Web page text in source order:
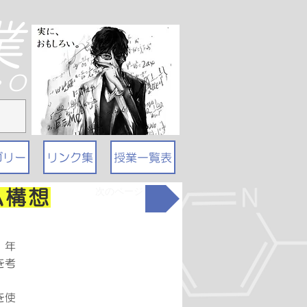
O
ー リンク集 授業一覧表
想
年
考
使